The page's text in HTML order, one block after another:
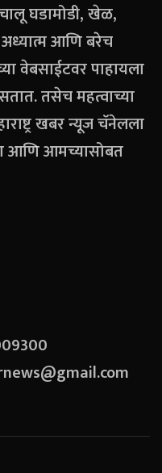
घडामोडी, खेळ,
आणि बरेच
वेबसाईटवर पाहायला
तसेच महत्वाच्या
खबर न्यूज चॅनेलला
आणि आमच्यासोबत